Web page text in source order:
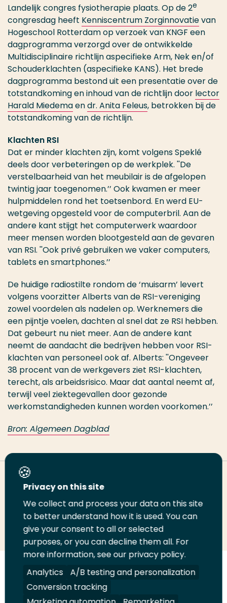
Landelijk congres fysiotherapie plaats. Op de 2e
congresdag heeft Kenniscentrum Zorginnovatievan
Hogeschool Rotterdam op verzoek van KNGF een
dagprogramma verzorgd over de ontwikkelde
Multidisciplinaire richtlijn aspecifieke Arm, Nek en/of
Schouderklachten (aspecifieke KANS). Het brede
dagprogramma bestond uit een presentatie over de
totstandkoming en inhoud van de richtlijn door lector
Harald Miedemaendr. Anita Feleus, betrokken bij de
totstandkoming van de richtlijn.
Klachten RSI
Dat er minder klachten zijn, komt volgens Speklé
deels door verbeteringen op de werkplek. ''De
verstelbaarheid van het meubilair is de afgelopen
twintig jaar toegenomen.’’ Ook kwamen er meer
hulpmiddelen rond het toetsenbord. En werd EU-
wetgeving opgesteld voor de computerbril. Aan de
andere kant stijgt het computerwerk waardoor
meer mensen worden blootgesteld aan de gevaren
van RSI. ''Ook privé gebruiken we vaker computers,
tablets en smartphones.’’
De huidige radiostilte rondom de ‘muisarm’ levert
volgens voorzitter Alberts van de RSI-vereniging
zowel voordelen als nadelen op. Werknemers die
een pijntje voelen, dachten al snel dat ze RSI hebben.
Dat gebeurt nu niet meer. Aan de andere kant
neemt de aandacht die bedrijven hebben voor RSI-
klachten van personeel ook af. Alberts: ''Ongeveer
38 procent van de werkgevers ziet RSI-klachten,
terecht, als arbeidsrisico. Maar dat aantal neemt af,
terwijl veel ziektegevallen door gezonde
werkomstandigheden kunnen worden voorkomen.’’
Bron: Algemeen Dagblad
Deel deze pagina
Deel
LinkedIn
Deel
op
Twitter
Deel
op
Facebook
Email
deze
pagina
Print
deze
pagina
Volg
ons
op
Volg
ons
op
Volg
ons
op
Volg
ons
op
Juridisch Security A-Z Index Contact
Privacy on this site
We collect and process your data on this site
to better understand how it is used. You can
give your consent to all or selected
purposes, or you can decline them all. For
more information, see our privacy policy.
Analytics
A/B testing and personalization
Conversion tracking